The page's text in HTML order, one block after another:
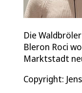
Die
Bleron Roci
Marktstadt
Copyright: